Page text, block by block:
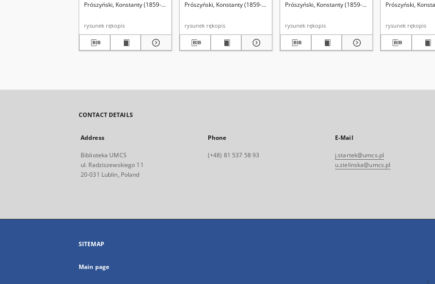
Prószyński, Konstanty (1859-1936)
rysunek rękopis
Prószyński, Konstanty (1859-1936)
rysunek rękopis
Prószyński, Konstanty (1859-1936)
rysunek rękopis
Prószyński,
rysunek rękopis
CONTACT DETAILS
Address
Biblioteka UMCS
ul. Radziszewskiego 11
20-031 Lublin, Poland
Phone
(+48) 81 537 58 93
E-Mail
j.startek@umcs.pl
u.zielinska@umcs.pl
SITEMAP
Main page